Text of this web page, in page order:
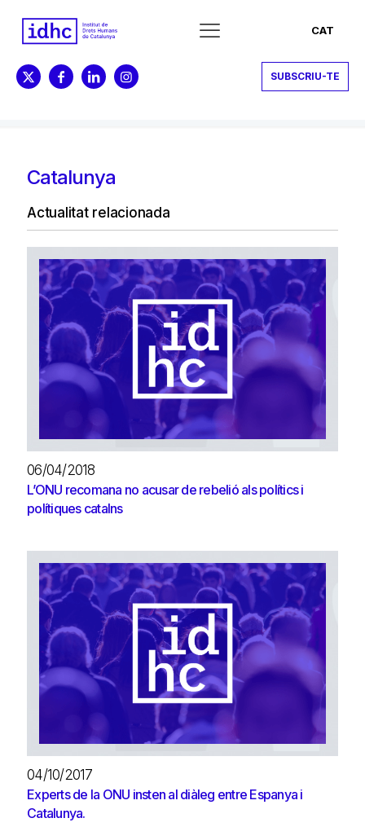
CAT
SUBSCRIU-TE
Catalunya
Actualitat relacionada
06/04/2018
L’ONU recomana no acusar de rebelió als polítics i
polítiques catalns
04/10/2017
Experts de la ONU insten al diàleg entre Espanya i
Catalunya.